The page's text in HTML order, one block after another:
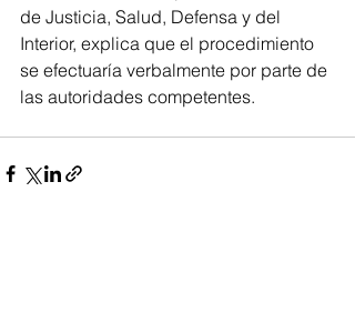
de Justicia, Salud, Defensa y del
Interior, explica que el procedimiento
se efectuaría verbalmente por parte de
las autoridades competentes.